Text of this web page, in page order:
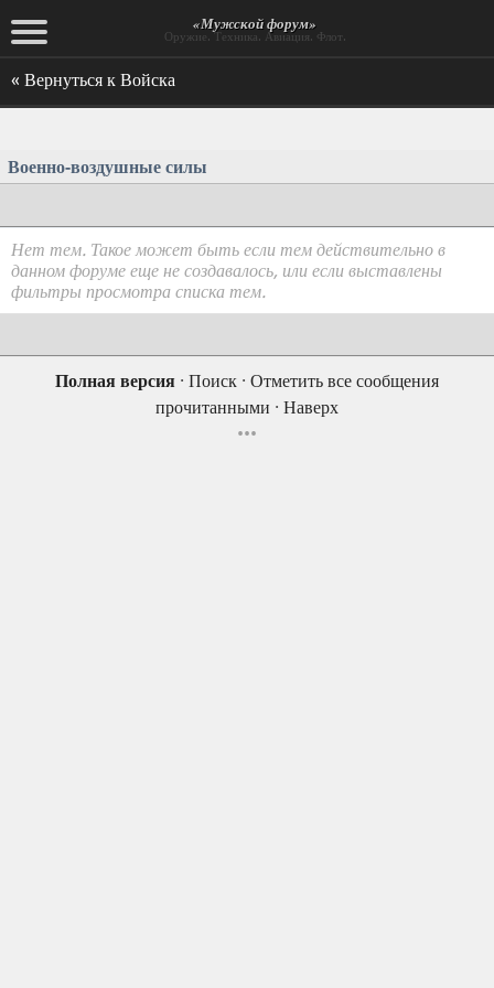
«Мужской форум»
Оружие. Техника. Авиация. Флот.
« Вернуться к Войска
Военно-воздушные силы
Нет тем. Такое может быть если тем действительно в
данном форуме еще не создавалось, или если выставлены
фильтры просмотра списка тем.
Полная версия · Поиск · Отметить все сообщения
прочитанными · Наверх
•••